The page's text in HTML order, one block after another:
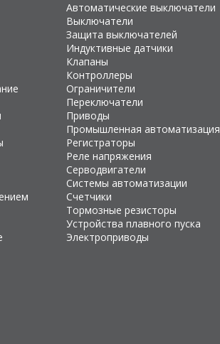
Автоматические выключатели
Выключатели
Защита выключателей
Индуктивные датчики
Клапаны
Контроллеры
Ограничители
Переключатели
Приводы
Промышленная автоматизация
Регистраторы
Реле напряжения
Серводвигатели
Системы автоматизации
Счетчики
Тормозные резисторы
Устройства плавного пуска
Электроприводы